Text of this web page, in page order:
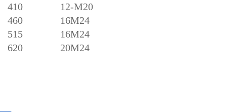
410
12-M20
460
16M24
515
16M24
620 20M24